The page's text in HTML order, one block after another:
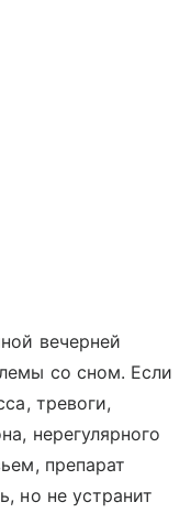
вечерней
со сном. Если
тревоги,
нерегулярного
препарат
но не устранит